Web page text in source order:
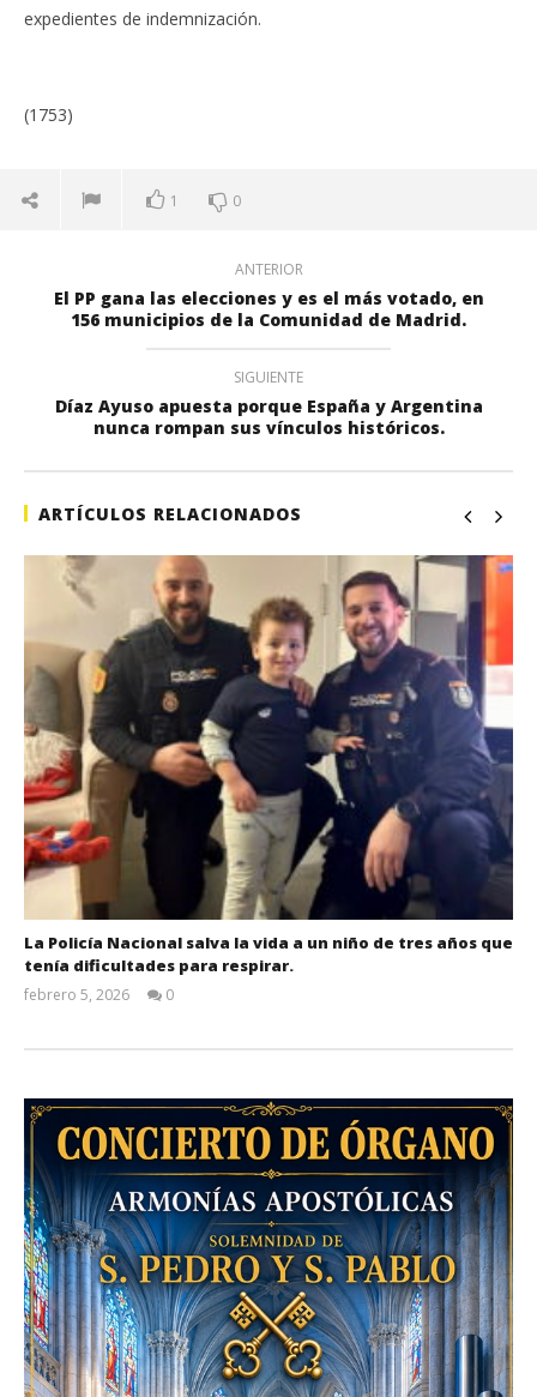
expedientes de indemnización.
(1753)
1 0
ANTERIOR
El PP gana las elecciones y es el más votado, en
156 municipios de la Comunidad de Madrid.
SIGUIENTE
Díaz Ayuso apuesta porque España y Argentina
nunca rompan sus vínculos históricos.
ARTÍCULOS RELACIONADOS
La Policía Nacional salva la vida a un niño de tres años que
tenía dificultades para respirar.
febrero 5, 2026
0